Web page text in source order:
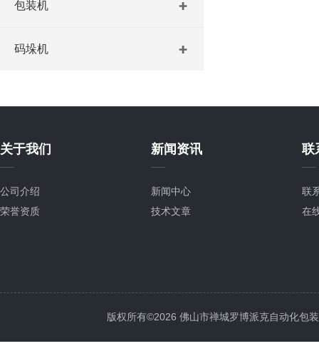
包装机
码垛机
关于我们
公司介绍
荣誉资质
新闻资讯
新闻中心
技术文章
联
联
在
版权所有©2026 佛山市禅城罗博派克自动化